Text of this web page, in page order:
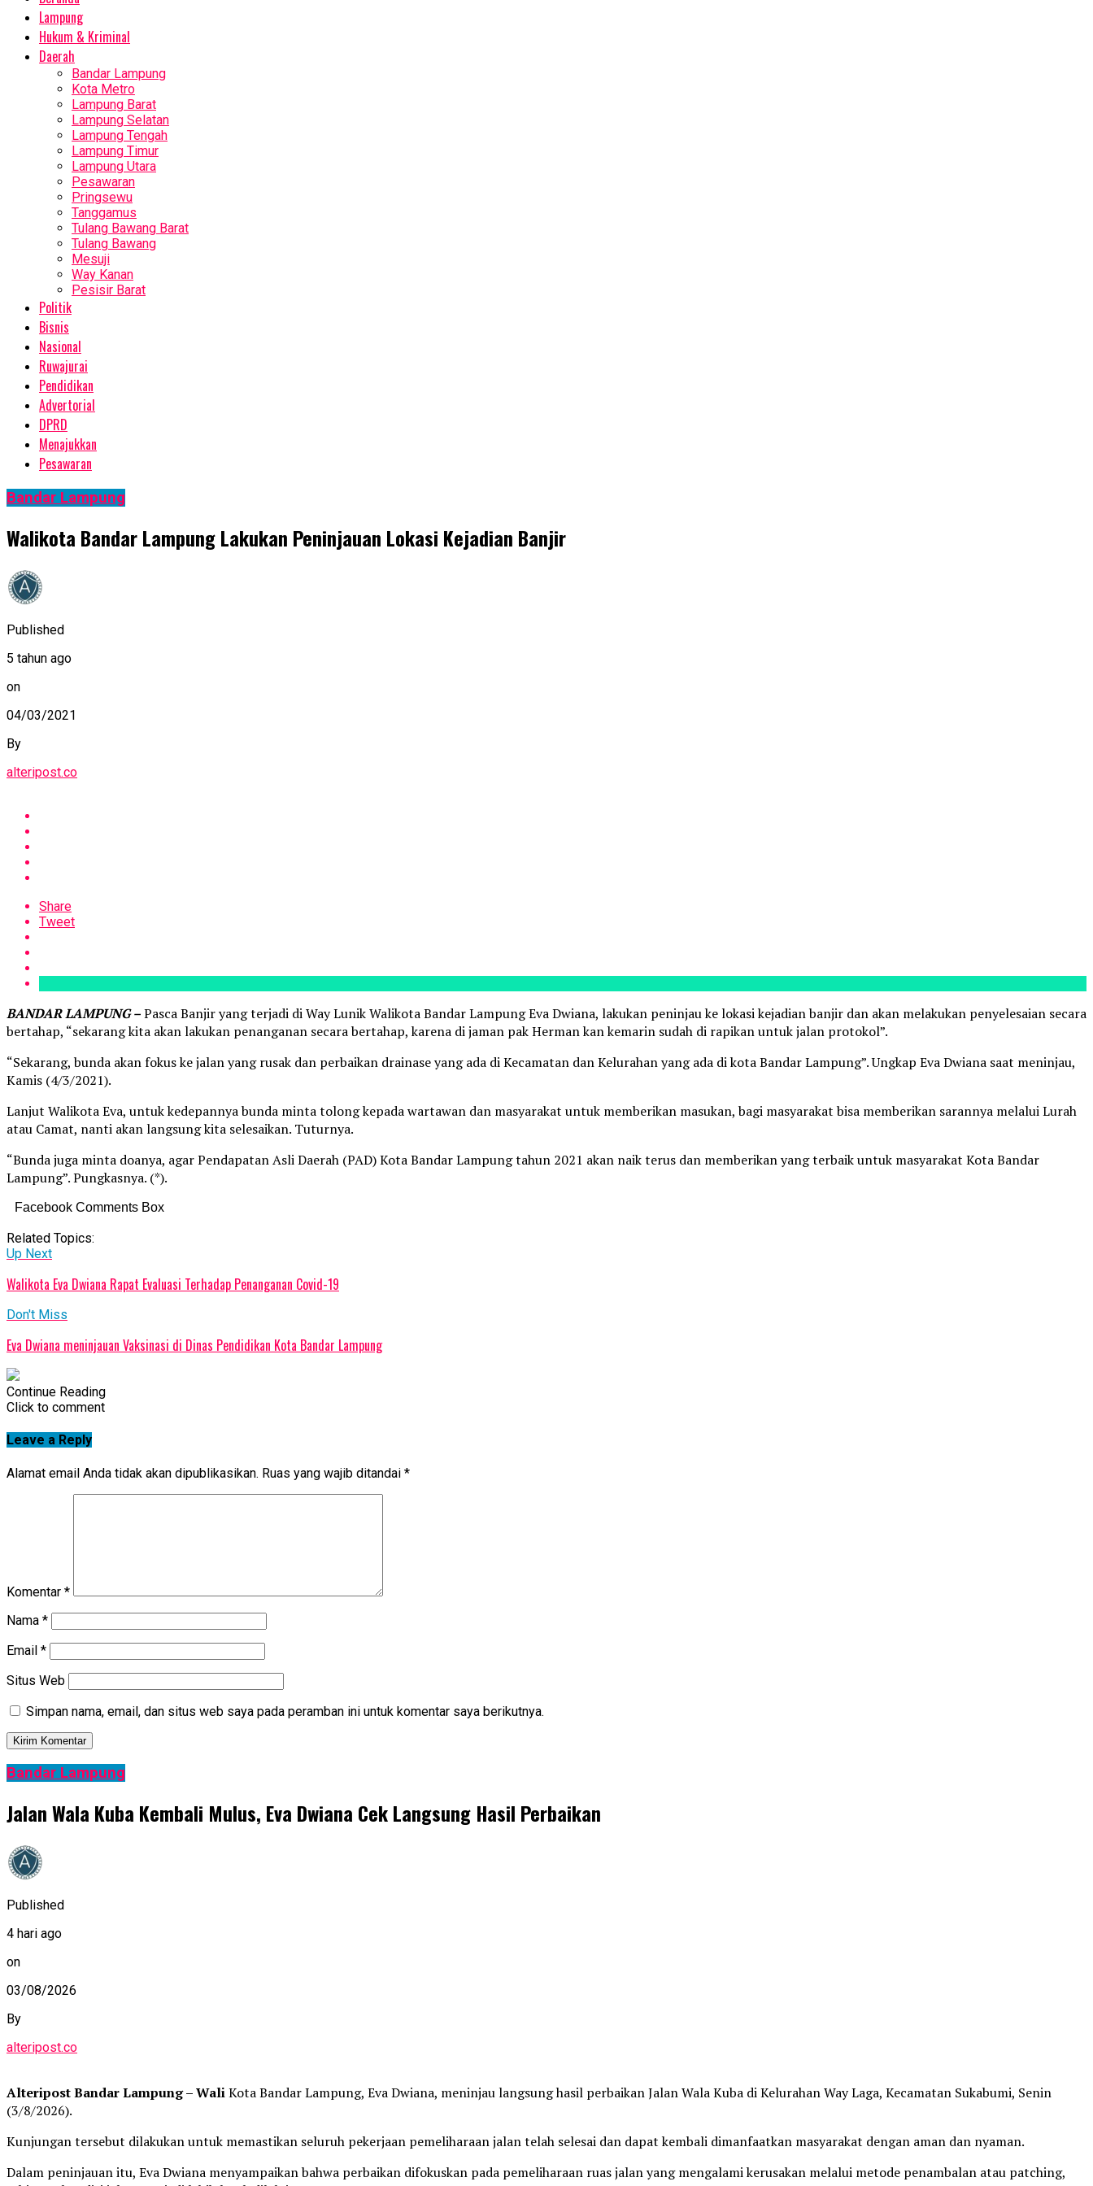
Lampung
Hukum & Kriminal
Daerah
Bandar Lampung
Kota Metro
Lampung Barat
Lampung Selatan
Lampung Tengah
Lampung Timur
Lampung Utara
Pesawaran
Pringsewu
Tanggamus
Tulang Bawang Barat
Tulang Bawang
Mesuji
Way Kanan
Pesisir Barat
Politik
Bisnis
Nasional
Ruwajurai
Pendidikan
Advertorial
DPRD
Menajukkan
Pesawaran
Bandar Lampung
Walikota Bandar Lampung Lakukan Peninjauan Lokasi Kejadian Banjir
Published
5 tahun ago
on
04/03/2021
By
alteripost.co
Share
Tweet
BANDAR LAMPUNG –Pasca Banjir yang terjadi di Way Lunik Walikota Bandar Lampung Eva Dwiana, lakukan peninjau ke lokasi kejadian banjir dan akan melakukan penyelesaian secara
bertahap, “sekarang kita akan lakukan penanganan secara bertahap, karena di jaman pak Herman kan kemarin sudah di rapikan untuk jalan protokol”.
“Sekarang, bunda akan fokus ke jalan yang rusak dan perbaikan drainase yang ada di Kecamatan dan Kelurahan yang ada di kota Bandar Lampung”. Ungkap Eva Dwiana saat meninjau,
Kamis (4/3/2021).
Lanjut Walikota Eva, untuk kedepannya bunda minta tolong kepada wartawan dan masyarakat untuk memberikan masukan, bagi masyarakat bisa memberikan sarannya melalui Lurah
atau Camat, nanti akan langsung kita selesaikan. Tuturnya.
“Bunda juga minta doanya, agar Pendapatan Asli Daerah (PAD) Kota Bandar Lampung tahun 2021 akan naik terus dan memberikan yang terbaik untuk masyarakat Kota Bandar
Lampung”. Pungkasnya. (*).
Facebook Comments Box
Related Topics:
Up Next
Walikota Eva Dwiana Rapat Evaluasi Terhadap Penanganan Covid-19
Don't Miss
Eva Dwiana meninjauan Vaksinasi di Dinas Pendidikan Kota Bandar Lampung
Continue Reading
Click to comment
Leave a Reply
Alamat email Anda tidak akan dipublikasikan. Ruas yang wajib ditandai *
Komentar *
Nama *
Email *
Situs Web
Simpan nama, email, dan situs web saya pada peramban ini untuk komentar saya berikutnya.
Bandar Lampung
Jalan Wala Kuba Kembali Mulus, Eva Dwiana Cek Langsung Hasil Perbaikan
Published
4 hari ago
on
03/08/2026
By
alteripost.co
Alteripost Bandar Lampung – WaliKota Bandar Lampung, Eva Dwiana, meninjau langsung hasil perbaikan Jalan Wala Kuba di Kelurahan Way Laga, Kecamatan Sukabumi, Senin
(3/8/2026).
Kunjungan tersebut dilakukan untuk memastikan seluruh pekerjaan pemeliharaan jalan telah selesai dan dapat kembali dimanfaatkan masyarakat dengan aman dan nyaman.
Dalam peninjauan itu, Eva Dwiana menyampaikan bahwa perbaikan difokuskan pada pemeliharaan ruas jalan yang mengalami kerusakan melalui metode penambalan atau patching,